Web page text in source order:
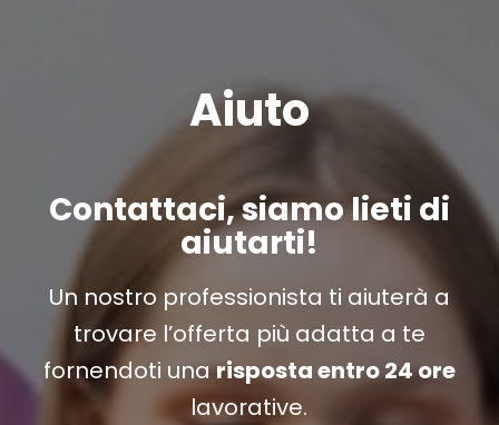
Aiuto
Contattaci, siamo lieti di
aiutarti!
Un nostro professionista ti aiuterà a
trovare l’offerta più adatta a te
fornendoti unarisposta entro 24 ore
lavorative.